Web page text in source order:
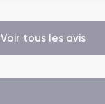
Voir tous les avis